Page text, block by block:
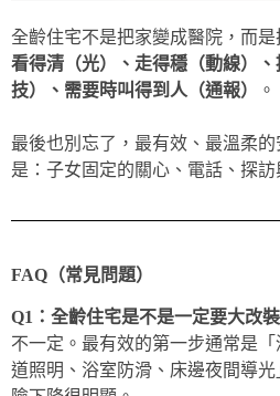
全齡住宅不是把家變成醫院，而是
看得清（光）、走得穩（動線）
技）、需要時叫得到人（通報）
。
最後也別忘了，最有效、最溫柔
是：子女固定的關心、電話、探訪
FAQ（常見問題）
Q1：全齡住宅是不是一定要大改
不一定。最有效的第一步通常是
道照明、浴室防滑、床邊夜間導